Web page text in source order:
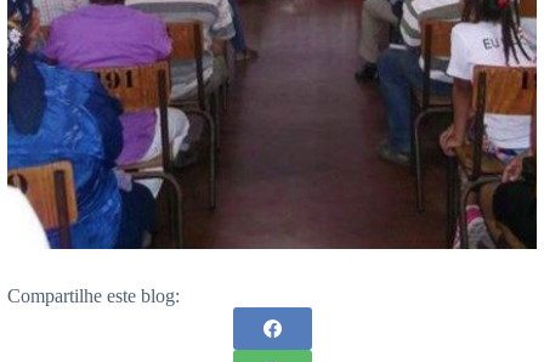
Compartilhe este blog: